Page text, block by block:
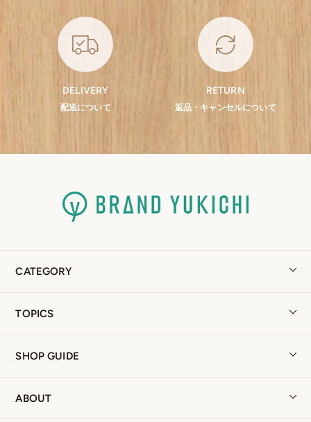
DELIVERY
配送について
RETURN
返品・キャンセルについて
CATEGORY
TOPICS
SHOP GUIDE
ABOUT